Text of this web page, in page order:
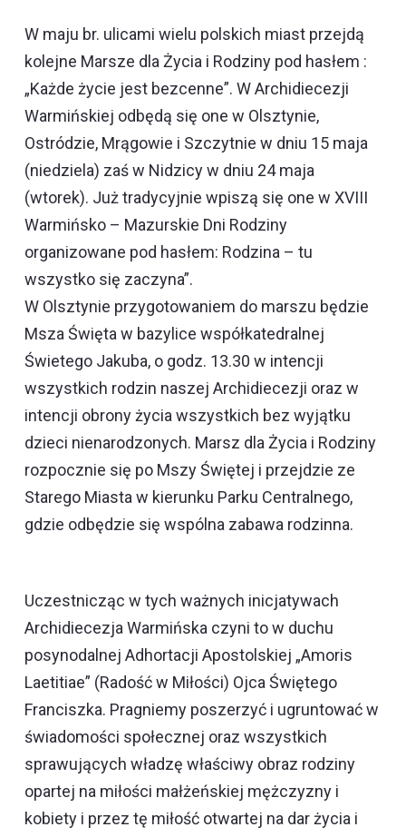
W maju br. ulicami wielu polskich miast przejdą
kolejne Marsze dla Życia i Rodziny pod hasłem :
„Każde życie jest bezcenne”. W Archidiecezji
Warmińskiej odbędą się one w Olsztynie,
Ostródzie, Mrągowie i Szczytnie w dniu 15 maja
(niedziela) zaś w Nidzicy w dniu 24 maja
(wtorek). Już tradycyjnie wpiszą się one w XVIII
Warmińsko – Mazurskie Dni Rodziny
organizowane pod hasłem: Rodzina – tu
wszystko się zaczyna”.
W Olsztynie przygotowaniem do marszu będzie
Msza Święta w bazylice współkatedralnej
Świetego Jakuba, o godz. 13.30 w intencji
wszystkich rodzin naszej Archidiecezji oraz w
intencji obrony życia wszystkich bez wyjątku
dzieci nienarodzonych. Marsz dla Życia i Rodziny
rozpocznie się po Mszy Świętej i przejdzie ze
Starego Miasta w kierunku Parku Centralnego,
gdzie odbędzie się wspólna zabawa rodzinna.
Uczestnicząc w tych ważnych inicjatywach
Archidiecezja Warmińska czyni to w duchu
posynodalnej Adhortacji Apostolskiej „Amoris
Laetitiae” (Radość w Miłości) Ojca Świętego
Franciszka. Pragniemy poszerzyć i ugruntować w
świadomości społecznej oraz wszystkich
sprawujących władzę właściwy obraz rodziny
opartej na miłości małżeńskiej mężczyzny i
kobiety i przez tę miłość otwartej na dar życia i